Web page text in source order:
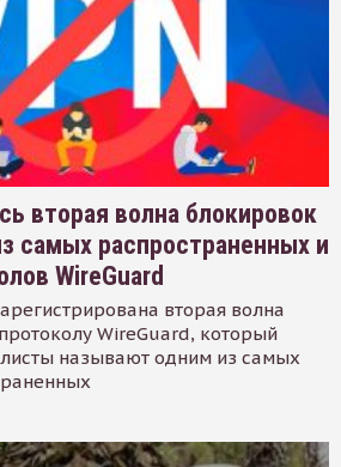
вторая волна блокировок
самых распространенных и
WireGuard
вторая волна
WireGuard, который
называют одним из самых